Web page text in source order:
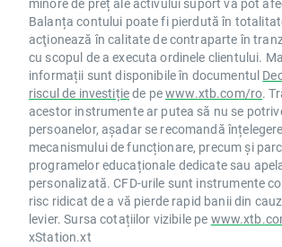
Balanța contului poate fi pierdută în
acţionează în calitate de contraparte în
cu scopul de a executa ordinele clientului.
informații sunt disponibile în documentul
riscul de investițiede pewww.xtb.com/ro.
acestor instrumente ar putea să nu se
persoanelor, așadar se recomandă
mecanismului de funcționare, precum și
programelor educaționale dedicate sau
personalizată. CFD-urile sunt instrumente
risc ridicat de a vă pierde rapid banii din
levier. Sursa cotațiilor vizibile pe
xStation.xt